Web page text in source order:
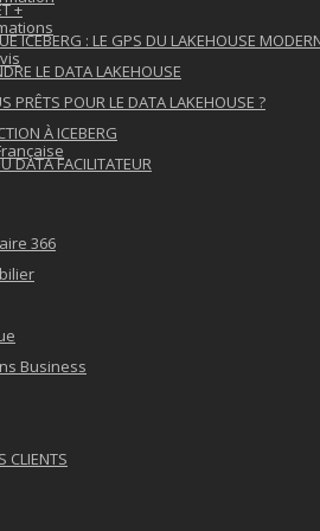
+
ICEBERG : LE GPS DU LAKEHOUSE
LE DATA LAKEHOUSE
PRÊTS POUR LE DATA LAKEHOUSE ?
À ICEBERG
DATA FACILITATEUR
366
Business
CLIENTS